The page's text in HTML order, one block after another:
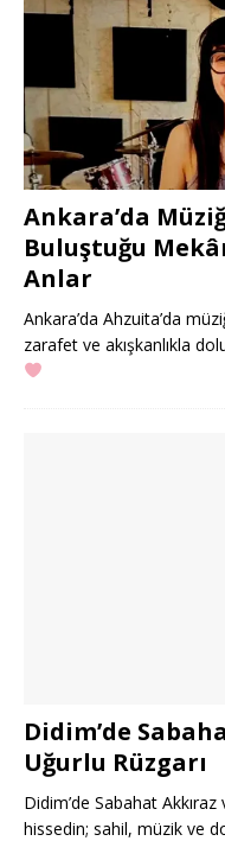
Ankara’da
Buluştuğu
Anlar
Ankara’da Ahzuita’da
zarafet ve akışkanlıkla
Didim’de
Uğurlu Rüzgarı
Didim’de Sabahat
hissedin; sahil, müzik ve